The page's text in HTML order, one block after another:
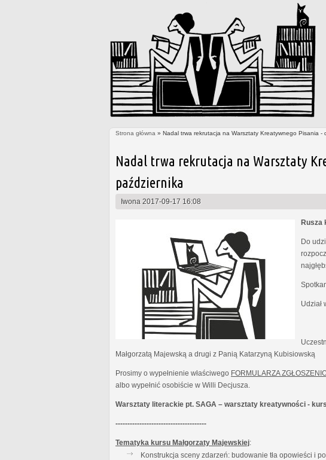
Strona główna » Nadal trwa rekrutacja na Warsztaty Kreatywnego Pisania
Nadal trwa rekrutacja na Warsztaty
października
Iwona 2017-09-17 16:08
Rusza
Do
Udział
Małgorzatą Majewską a drugi z Panią Katarzyną Kubisiowską
Prosimy o wypełnienie właściwego FORMULARZA
albo wypełnić osobiście w Willi Decjusza.
Warsztaty literackie pt. SAGA – warsztaty kreatywności -
--------------------------------------
Tematyka kursu Małgorzaty Majewskiej:
Konstrukcja sceny zdarzeń: budowanie tła opowieści i